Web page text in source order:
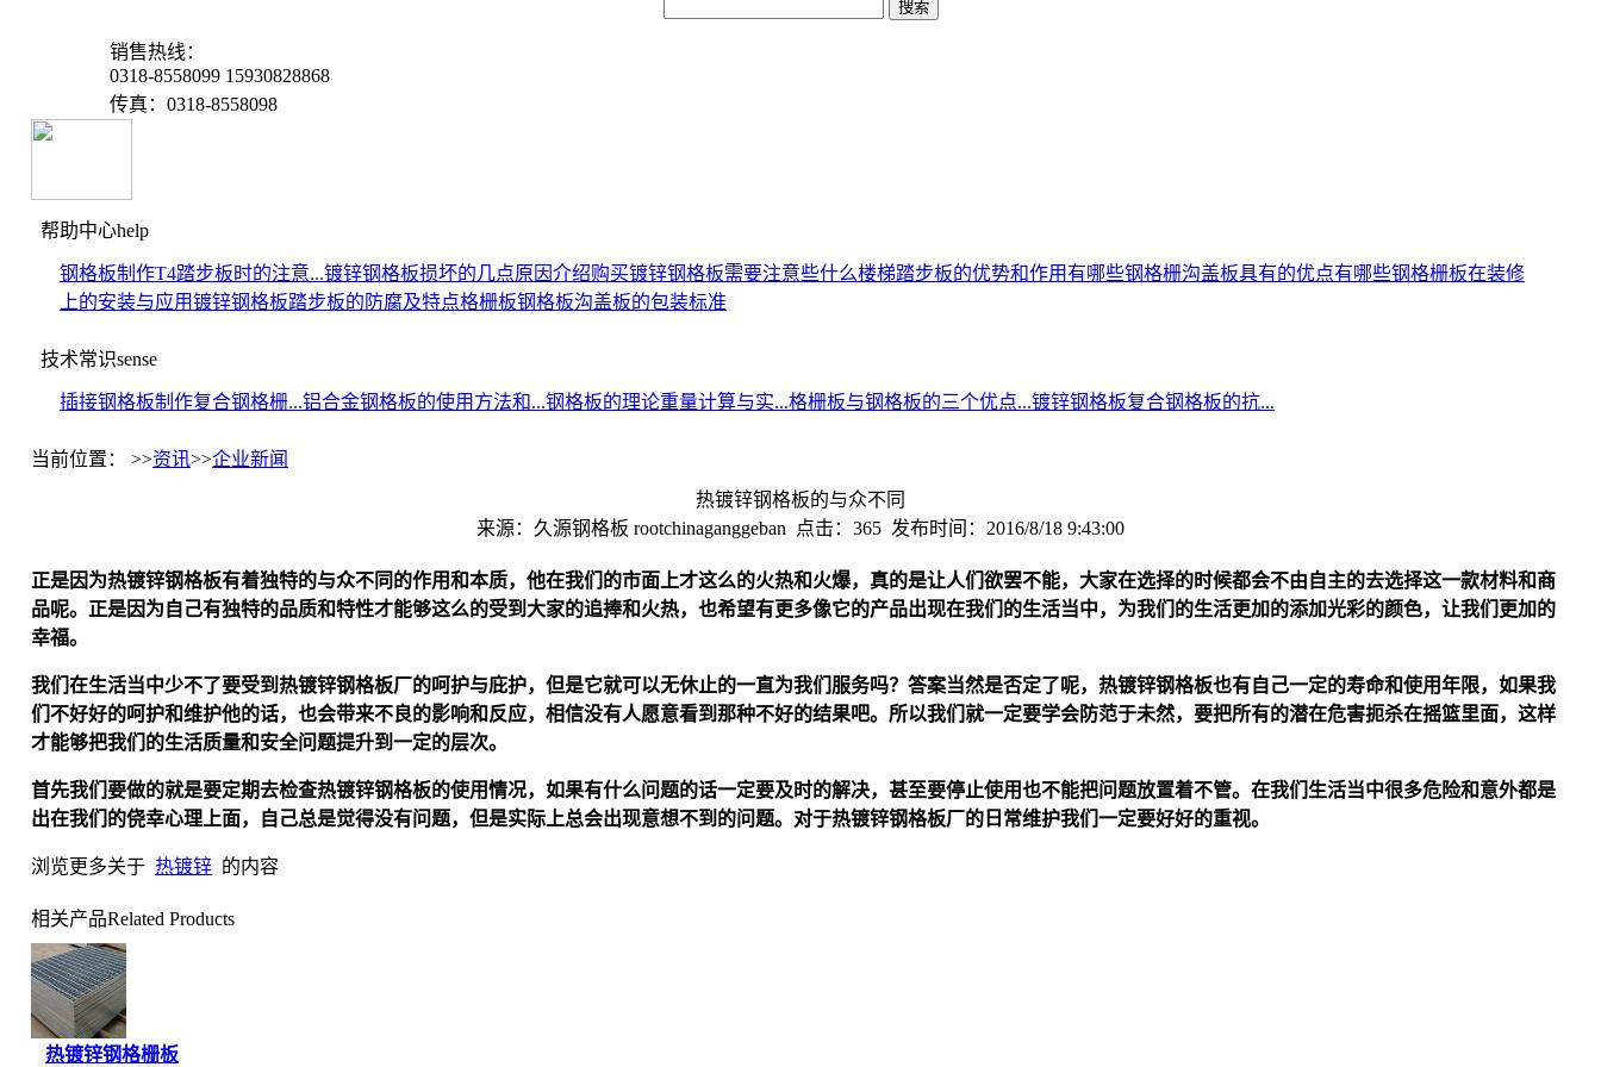
销售热线：
0318-8558099 15930828868
传真：0318-8558098
帮助中心help
钢格板制作T4踏步板时的注意...镀锌钢格板损坏的几点原因介绍购买镀锌钢格板需要注意些什么楼梯踏步板的优势和作用有哪些钢格栅沟盖板具有的优点有哪些钢格栅板在装修
上的安装与应用镀锌钢格板踏步板的防腐及特点格栅板钢格板沟盖板的包装标准
技术常识sense
插接钢格板制作复合钢格栅...铝合金钢格板的使用方法和...钢格板的理论重量计算与实...格栅板与钢格板的三个优点...镀锌钢格板复合钢格板的抗...
当前位置： >>资讯>>企业新闻
热镀锌钢格板的与众不同
来源：久源钢格板 rootchinaganggeban 点击：365 发布时间：2016/8/18 9:43:00
正是因为热镀锌钢格板有着独特的与众不同的作用和本质，他在我们的市面上才这么的火热和火爆，真的是让人们欲罢不能，大家在选择的时候都会不由自主的去选择这一款材料和商
品呢。正是因为自己有独特的品质和特性才能够这么的受到大家的追捧和火热，也希望有更多像它的产品出现在我们的生活当中，为我们的生活更加的添加光彩的颜色，让我们更加的
幸福。
我们在生活当中少不了要受到 热镀锌钢格板厂的呵护与庇护，但是它就可以无休止的一直为我们服务吗？答案当然是否定了呢， 热镀锌钢格板也有自己一定的寿命和使用年限，如果我
们不好好的呵护和维护他的话，也会带来不良的影响和反应，相信没有人愿意看到那种不好的结果吧。所以我们就一定要学会防范于未然，要把所有的潜在危害扼杀在摇篮里面，这样
才能够把我们的生活质量和安全问题提升到一定的层次。
首先我们要做的就是要定期去检查热镀锌钢格板的使用情况，如果有什么问题的话一定要及时的解决，甚至要停止使用也不能把问题放置着不管。在我们生活当中很多危险和意外都是
出在我们的侥幸心理上面，自己总是觉得没有问题，但是实际上总会出现意想不到的问题。对于热镀锌钢格板厂的日常维护我们一定要好好的重视。
浏览更多关于 热镀锌 的内容
相关产品Related Products
热镀锌钢格栅板